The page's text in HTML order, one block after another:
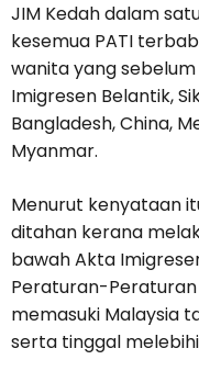
JIM Kedah dalam
kesemua PATI
wanita yang
Imigresen Belantik,
Bangladesh, China,
Myanmar.
Menurut kenyataan
ditahan kerana
bawah Akta
Peraturan-Peraturan
memasuki Malaysia
serta tinggal